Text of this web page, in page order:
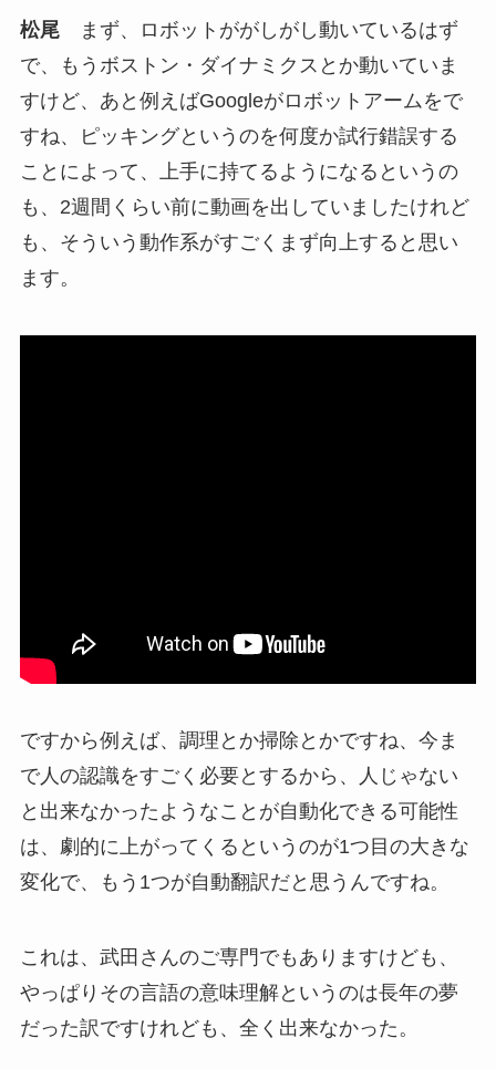
松尾まず、ロボットががしがし動いているはず
で、もうボストン・ダイナミクスとか動いていま
すけど、あと例えばGoogleがロボットアームをで
すね、ピッキングというのを何度か試行錯誤する
ことによって、上手に持てるようになるというの
も、2週間くらい前に動画を出していましたけれど
も、そういう動作系がすごくまず向上すると思い
ます。
ですから例えば、調理とか掃除とかですね、今ま
で人の認識をすごく必要とするから、人じゃない
と出来なかったようなことが自動化できる可能性
は、劇的に上がってくるというのが1つ目の大きな
変化で、もう1つが自動翻訳だと思うんですね。
これは、武田さんのご専門でもありますけども、
やっぱりその言語の意味理解というのは長年の夢
だった訳ですけれども、全く出来なかった。